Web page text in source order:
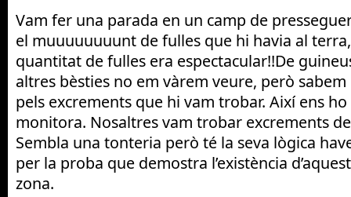
Vam fer una parada en un camp de
el muuuuuuuunt de fulles que hi havia al
quantitat de fulles era espectacular!!De
altres bèsties no em vàrem veure, però sabem
pels excrements que hi vam trobar. Així ens
monitora. Nosaltres vam trobar excrements
Sembla una tonteria però té la seva lògica
per la proba que demostra l’existència
zona.